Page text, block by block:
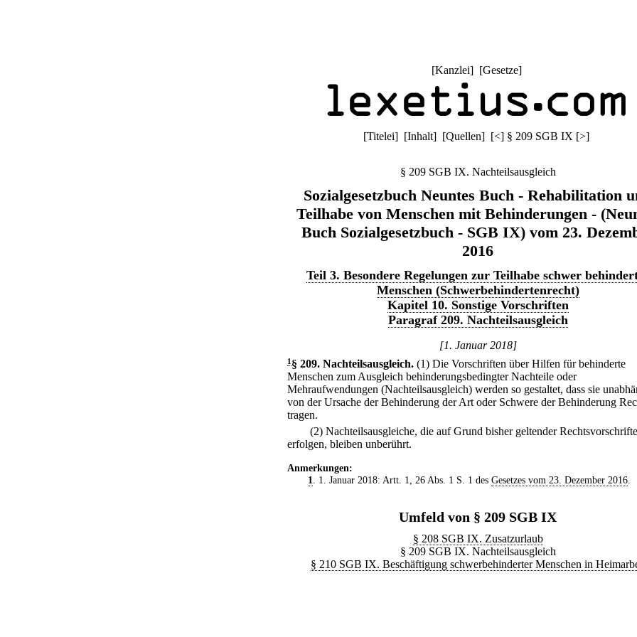
[Kanzlei] [Gesetze]
[Titelei] [Inhalt] [Quellen] [<] § 209 SGB IX [>]
§ 209 SGB IX. Nachteilsausgleich
Sozialgesetzbuch Neuntes Buch - Rehabilitation
Teilhabe von Menschen mit Behinderungen -
Buch Sozialgesetzbuch - SGB IX) vom 23.
2016
Teil 3. Besondere Regelungen zur Teilhabe schwer
Menschen (Schwerbehindertenrecht)
Kapitel 10. Sonstige Vorschriften
Paragraf 209. Nachteilsausgleich
[1. Januar 2018]
1 § 209. Nachteilsausgleich. (1) Die Vorschriften über Hilfen für behinderte
Menschen zum Ausgleich behinderungsbedingter Nachteile oder
Mehraufwendungen (Nachteilsausgleich) werden so gestaltet, dass sie
von der Ursache der Behinderung der Art oder Schwere der Behinderung
tragen.
(2) Nachteilsausgleiche, die auf Grund bisher geltender
erfolgen, bleiben unberührt.
Anmerkungen:
1. 1. Januar 2018: Artt. 1, 26 Abs. 1 S. 1 des Gesetzes vom 23. Dezember 2016.
Umfeld von § 209 SGB IX
§ 208 SGB IX. Zusatzurlaub
§ 209 SGB IX. Nachteilsausgleich
§ 210 SGB IX. Beschäftigung schwerbehinderter Menschen in